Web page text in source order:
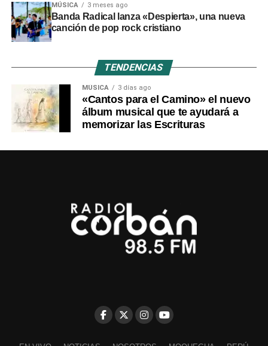
MÚSICA 3 meses ago
Banda Radical lanza «Despierta», una nueva
canción de pop rock cristiano
TENDENCIAS
MÚSICA 3 días ago
«Cantos para el Camino» el nuevo
álbum musical que te ayudará a
memorizar las Escrituras